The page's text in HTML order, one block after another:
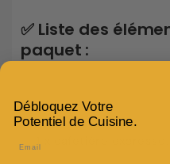
✅ Liste des
paquet :
1 x cafetière expresso.
Débloquez Votre
Potentiel de Cuisine.